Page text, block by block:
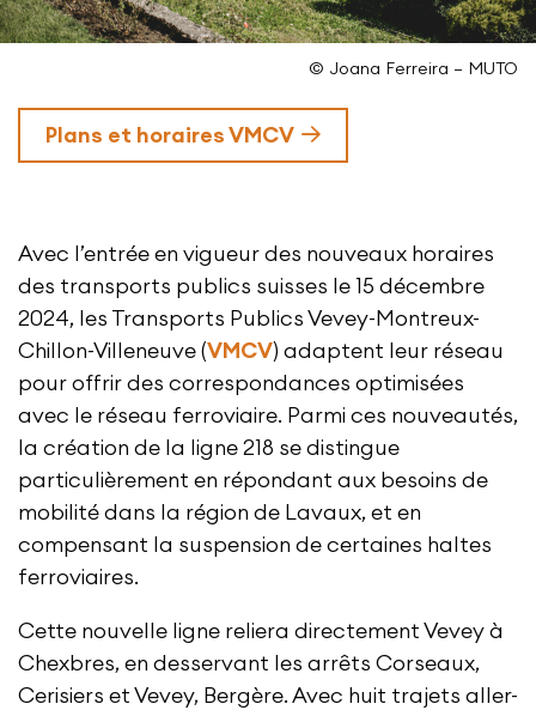
© Joana Ferreira – MUTO
Plans et horaires VMCV
Avec l’entrée en vigueur des nouveaux horaires
des transports publics suisses le 15 décembre
2024, les Transports Publics Vevey-Montreux-
Chillon-Villeneuve (VMCV) adaptent leur réseau
pour offrir des correspondances optimisées
avec le réseau ferroviaire. Parmi ces nouveautés,
la création de la ligne 218 se distingue
particulièrement en répondant aux besoins de
mobilité dans la région de Lavaux, et en
compensant la suspension de certaines haltes
ferroviaires.
Cette nouvelle ligne reliera directement Vevey à
Chexbres, en desservant les arrêts Corseaux,
Cerisiers et Vevey, Bergère. Avec huit trajets aller-